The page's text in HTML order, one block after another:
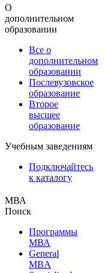
О
дополнительном
образовании
Все о
дополнительном
образовании
Послевузовское
образование
Второе
высшее
образование
Учебным заведениям
Подключайтесь
к каталогу
МВА
Поиск
Программы
МВА
General
MBA